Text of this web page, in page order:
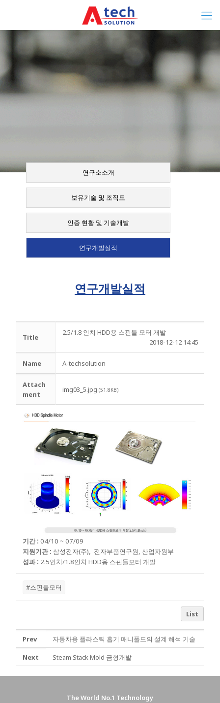
연구소소개
보유기술 및 조직도
인증 현황 및 기술개발
연구개발실적
연구개발실적
Title
2.5/1.8 인치 HDD용 스핀들 모터 개발
2018-12-12 14:45
Name A-techsolution
Attach
ment
img03_5.jpg (51.8KB)
기간 : 04/10 ~ 07/09
지원기관 : 삼성전자(주), 전자부품연구원, 산업자원부
성과 : 2.5인치/1.8인치 HDD용 스핀들모터 개발
#스핀들모터
List
Prev 자동차용 플라스틱 흡기 매니폴드의 설계 해석 기술
Next Steam Stack Mold 금형개발
The World No.1 Technology